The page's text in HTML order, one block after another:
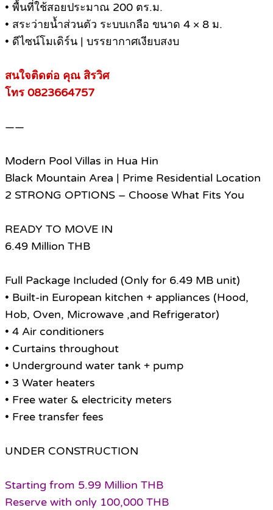
• พื้นที่ใช้สอยประมาณ 200 ตร.ม.
• สระว่ายน้ำส่วนตัว ระบบเกลือ ขนาด 4 × 8 ม.
• ดีไซน์โมเดิร์น | บรรยากาศเงียบสงบ
สนใจติดต่อ คุณ สิรวิศ
โทร 0823664757
——
Modern Pool Villas in Hua Hin
Black Mountain Area | Prime Residential Location
2 STRONG OPTIONS – Choose What Fits You
READY TO MOVE IN
6.49 Million THB
Full Package Included (Only for 6.49 MB unit)
• Built-in European kitchen + appliances (Hood,
Hob, Oven, Microwave ,and Refrigerator)
• 4 Air conditioners
• Curtains throughout
• Underground water tank + pump
• 3 Water heaters
• Free water & electricity meters
• Free transfer fees
UNDER CONSTRUCTION
Starting from 5.99 Million THB
Reserve with only 100,000 THB